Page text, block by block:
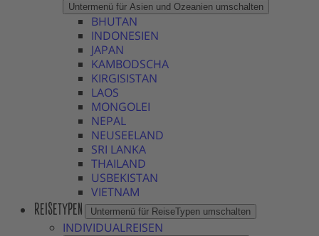
Untermenü für Asien und Ozeanien umschalten
BHUTAN
INDONESIEN
JAPAN
KAMBODSCHA
KIRGISISTAN
LAOS
MONGOLEI
NEPAL
NEUSEELAND
SRI LANKA
THAILAND
USBEKISTAN
VIETNAM
REISETYPEN Untermenü für ReiseTypen umschalten
INDIVIDUALREISEN